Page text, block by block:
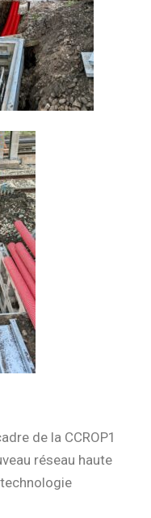
de la CCROP1
réseau haute